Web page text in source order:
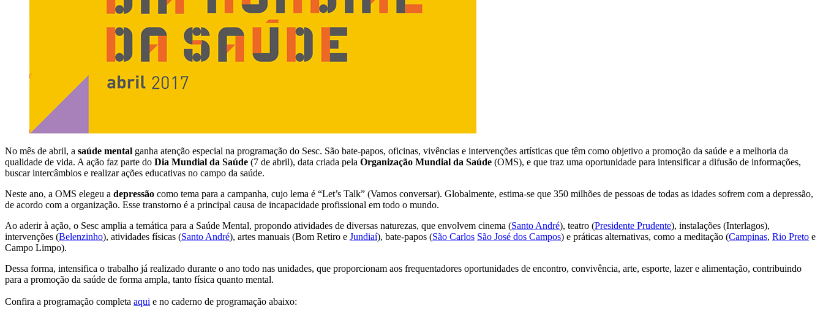
No mês de abril, a saúde mental ganha atenção especial na programação do Sesc. São bate-papos, oficinas, vivências e intervenções artísticas que têm como objetivo a promoção da saúde e a melhoria da
qualidade de vida. A ação faz parte do Dia Mundial da Saúde (7 de abril), data criada pela Organização Mundial da Saúde (OMS), e que traz uma oportunidade para intensificar a difusão de informações,
buscar intercâmbios e realizar ações educativas no campo da saúde.
Neste ano, a OMS elegeu a depressão como tema para a campanha, cujo lema é “Let’s Talk” (Vamos conversar). Globalmente, estima-se que 350 milhões de pessoas de todas as idades sofrem com a depressão,
de acordo com a organização. Esse transtorno é a principal causa de incapacidade profissional em todo o mundo.
Ao aderir à ação, o Sesc amplia a temática para a Saúde Mental, propondo atividades de diversas naturezas, que envolvem cinema (Santo André), teatro (Presidente Prudente), instalações (Interlagos),
intervenções (Belenzinho), atividades físicas (Santo André), artes manuais (Bom Retiro e Jundiaí), bate-papos (São Carlos São José dos Campos) e práticas alternativas, como a meditação (Campinas, Rio Preto e
Campo Limpo).
Dessa forma, intensifica o trabalho já realizado durante o ano todo nas unidades, que proporcionam aos frequentadores oportunidades de encontro, convivência, arte, esporte, lazer e alimentação, contribuindo
para a promoção da saúde de forma ampla, tanto física quanto mental.
Confira a programação completa aqui e no caderno de programação abaixo: